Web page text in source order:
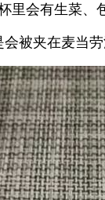
里会有生菜、
会被夹在麦当